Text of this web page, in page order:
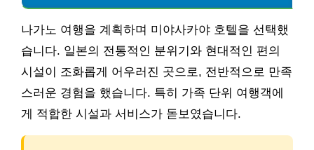
나가노 여행을 계획하며 미야사카야 호텔을 선택했
습니다. 일본의 전통적인 분위기와 현대적인 편의
시설이 조화롭게 어우러진 곳으로, 전반적으로 만족
스러운 경험을 했습니다. 특히 가족 단위 여행객에
게 적합한 시설과 서비스가 돋보였습니다.